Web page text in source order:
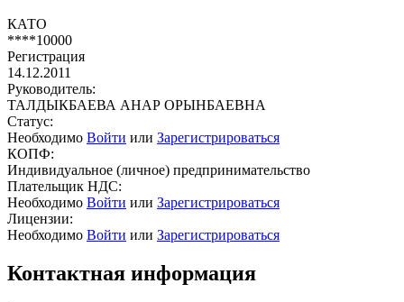
КАТО
****10000
Регистрация
14.12.2011
Руководитель:
ТАЛДЫКБАЕВА АНАР ОРЫНБАЕВНА
Статус:
Необходимо Войти или Зарегистрироваться
КОПФ:
Индивидуальное (личное) предпринимательство
Плательщик НДС:
Необходимо Войти или Зарегистрироваться
Лицензии:
Необходимо Войти или Зарегистрироваться
Контактная информация